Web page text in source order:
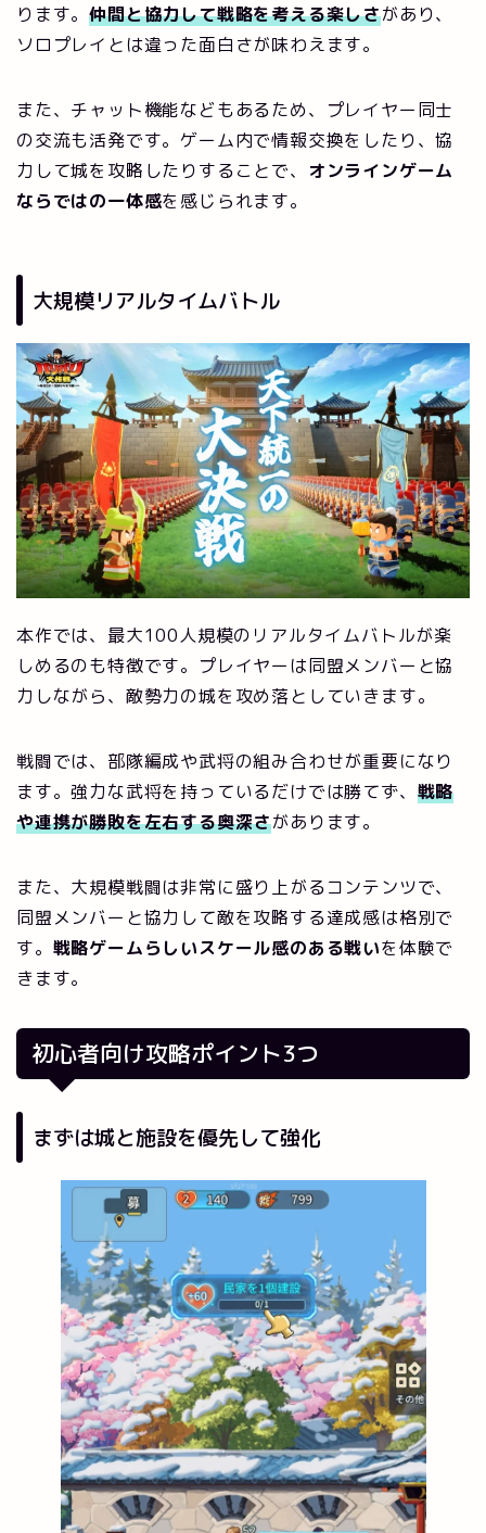
ります。仲間と協力して戦略を考える楽しさがあり、
ソロプレイとは違った面白さが味わえます。
また、チャット機能などもあるため、プレイヤー同士
の交流も活発です。ゲーム内で情報交換をしたり、協
力して城を攻略したりすることで、 オンラインゲーム
ならではの一体感を感じられます。
大規模リアルタイムバトル
本作では、最大100人規模のリアルタイムバトルが楽
しめるのも特徴です。プレイヤーは同盟メンバーと協
力しながら、敵勢力の城を攻め落としていきます。
戦闘では、部隊編成や武将の組み合わせが重要になり
ます。強力な武将を持っているだけでは勝てず、 戦略
や連携が勝敗を左右する奥深さがあります。
また、大規模戦闘は非常に盛り上がるコンテンツで、
同盟メンバーと協力して敵を攻略する達成感は格別で
す。 戦略ゲームらしいスケール感のある戦いを体験で
きます。
初心者向け攻略ポイント3つ
まずは城と施設を優先して強化